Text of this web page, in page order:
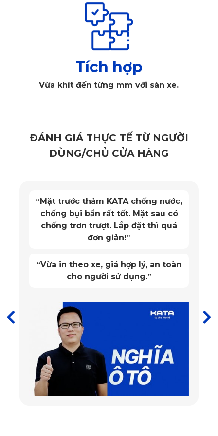
S Class W223 2022 đến 2025 tới
2025 hiện nay còn đóng vai trò như một công cụ mà khó tài
xế nào có thể bỏ sót. Một vài vai trò của thảm lót sàn có thể
kể đến như: giữ vệ sinh sàn xe, chống gây trầy xước, bám
bẩn cho sàn, hay đảm bảo cố định sàn khi tài xế lăn bánh.
Hiện nay, cùng với sự nâng cấp của từng hãng xe, thế giới
phụ kiện ô tô, đặc biệt là thảm lót sàn cũng có những phát
triển đáng kể. Trái với đó, người sử dụng dường như vẫn
chưa nắm được những công năng và tiện ích mà phụ kiện
này đem lại. Bằng chứng rõ ràng nhất là đến đầu những
Tích hợp
Vừa khít đến từng mm với sàn xe.
ĐÁNH GIÁ THỰC TẾ TỪ NGƯỜI
DÙNG/CHỦ CỬA HÀNG
“Mặt trước thảm KATA chống nước,
chống bụi bẩn rất tốt. Mặt sau có
chống trơn trượt. Lắp đặt thì quá
đơn giản!”
“Vừa in theo xe, giá hợp lý, an toàn
cho người sử dụng.”